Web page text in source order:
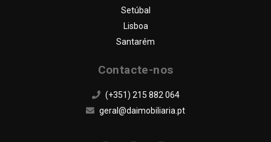
Setúbal
Lisboa
Santarém
Contacte-nos
(+351) 215 882 064
geral@daimobiliaria.pt